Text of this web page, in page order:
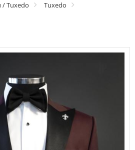
/ Tuxedo Tuxedo